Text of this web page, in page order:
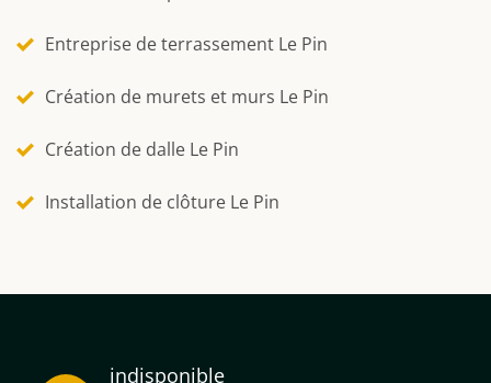
Entreprise de terrassement Le Pin
Création de murets et murs Le Pin
Création de dalle Le Pin
Installation de clôture Le Pin
indisponible